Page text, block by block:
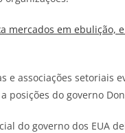
mercados em ebulição,
e associações setoriais
posições do governo
do governo dos EUA